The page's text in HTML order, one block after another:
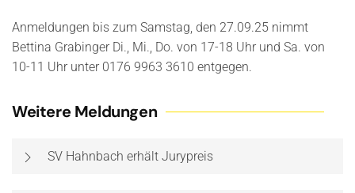
Anmeldungen bis zum Samstag, den 27.09.25 nimmt
Bettina Grabinger Di., Mi., Do. von 17-18 Uhr und Sa. von
10-11 Uhr unter 0176 9963 3610 entgegen.
Weitere Meldungen
SV Hahnbach erhält Jurypreis